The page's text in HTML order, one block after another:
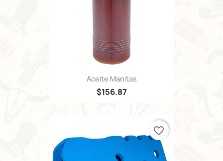
Aceite Manitas
$156.87
favorite_border